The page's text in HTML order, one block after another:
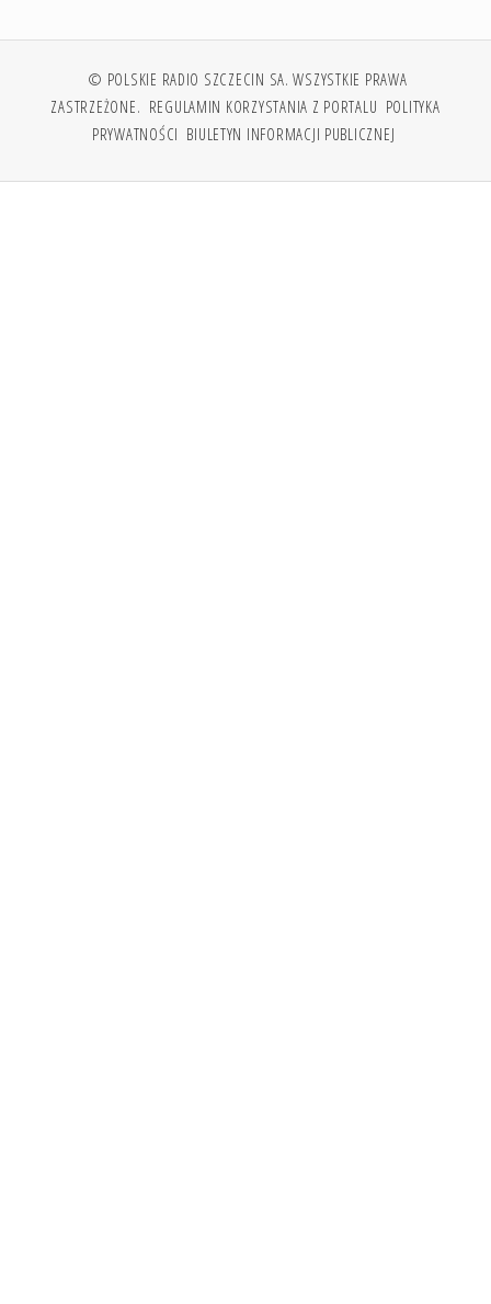
© POLSKIE RADIO SZCZECIN SA. WSZYSTKIE PRAWA
ZASTRZEŻONE. REGULAMIN KORZYSTANIA Z PORTALU POLITYKA
PRYWATNOŚCI BIULETYN INFORMACJI PUBLICZNEJ